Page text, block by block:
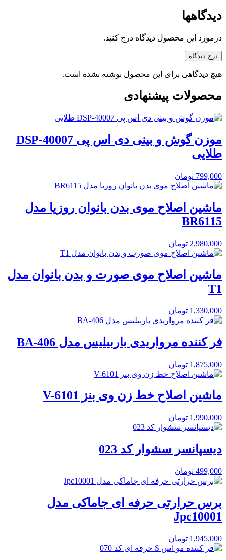
دیدگاهها
درمورد این محصول دیدگاه درج کنید.
درج دیدگاه
هیچ دیدگاهی برای این محصول نوشته نشده است.
محصولات پیشنهادی
موزن گوش و بینی دی اس پی DSP-40007
طلایی
799,000 تومان
ماشین اصلاح موی بدن بانوان روزیا مدل
BR6115
2,980,000 تومان
ماشین اصلاح موی صورت و بدن بانوان مدل
T1
1,330,000 تومان
فر کننده مرواریدی باربیلیس مدل BA-406
1,875,000 تومان
ماشین اصلاح خط زن وی بنز V-6101
1,990,000 تومان
دیسپانسر سشوار کد 023
499,000 تومان
برس حرارتی حرفه ای جاماکی مدل
Jpc10001
1,945,000 تومان